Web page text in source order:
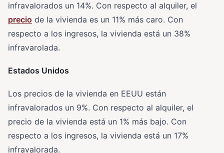
infravalorados un 14%. Con respecto al alquiler, el
precio de la vivienda es un 11% más caro. Con
respecto a los ingresos, la vivienda está un 38%
infravarolada.
Estados Unidos
Los precios de la vivienda en EEUU están
infravalorados un 9%. Con respecto al alquiler, el
precio de la vivienda está un 1% más bajo. Con
respecto a los ingresos, la vivienda está un 17%
infravalorada.